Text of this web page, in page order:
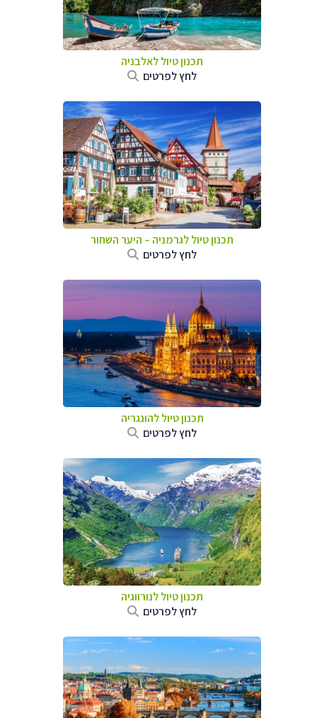
תכנון טיול לאלבניה
לחץ לפרטים
תכנון טיול לגרמניה – היער השחור
לחץ לפרטים
תכנון טיול להונגריה
לחץ לפרטים
תכנון טיול לנורווגיה
לחץ לפרטים